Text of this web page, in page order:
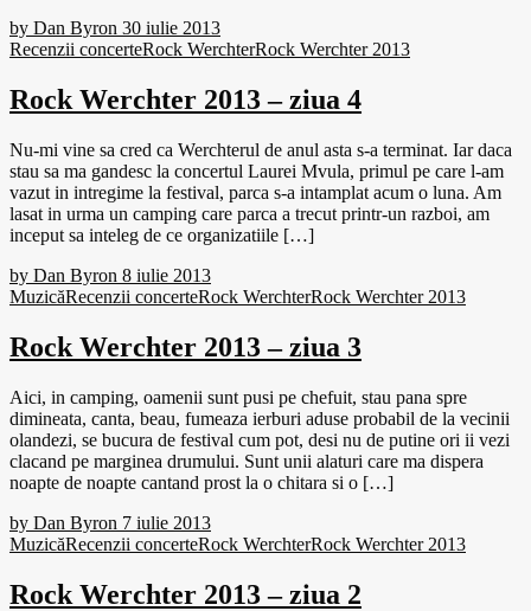
by Dan Byron 30 iulie 2013
Recenzii concerteRock WerchterRock Werchter 2013
Rock Werchter 2013 – ziua 4
Nu-mi vine sa cred ca Werchterul de anul asta s-a terminat. Iar daca
stau sa ma gandesc la concertul Laurei Mvula, primul pe care l-am
vazut in intregime la festival, parca s-a intamplat acum o luna. Am
lasat in urma un camping care parca a trecut printr-un razboi, am
inceput sa inteleg de ce organizatiile […]
by Dan Byron 8 iulie 2013
MuzicăRecenzii concerteRock WerchterRock Werchter 2013
Rock Werchter 2013 – ziua 3
Aici, in camping, oamenii sunt pusi pe chefuit, stau pana spre
dimineata, canta, beau, fumeaza ierburi aduse probabil de la vecinii
olandezi, se bucura de festival cum pot, desi nu de putine ori ii vezi
clacand pe marginea drumului. Sunt unii alaturi care ma dispera
noapte de noapte cantand prost la o chitara si o […]
by Dan Byron 7 iulie 2013
MuzicăRecenzii concerteRock WerchterRock Werchter 2013
Rock Werchter 2013 – ziua 2